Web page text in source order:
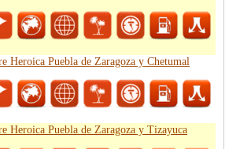
Heroica Puebla de Zaragoza y Chetumal
Heroica Puebla de Zaragoza y Tizayuca